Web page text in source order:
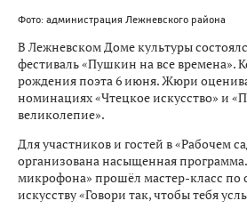
Фото: администрация Лежневского района
В Лежневском Доме культуры
фестиваль «Пушкин на все времена».
рождения поэта 6 июня. Жюри
номинациях «Чтецкое искусство» и
великолепие».
Для участников и гостей в «Рабочем
организована насыщенная
микрофона» прошёл мастер-класс по
искусству «Говори так, чтобы тебя